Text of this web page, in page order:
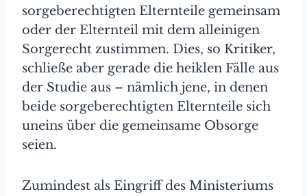
sorgeberechtigten Elternteile gemeinsam
oder der Elternteil mit dem alleinigen
Sorgerecht zustimmen. Dies, so Kritiker,
schließe aber gerade die heiklen Fälle aus
der Studie aus – nämlich jene, in denen
beide sorgeberechtigten Elternteile sich
uneins über die gemeinsame Obsorge
seien.
Zumindest als Eingriff des Ministeriums